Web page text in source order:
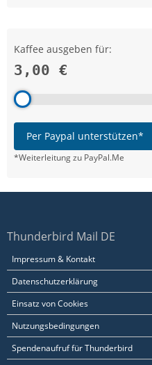
Kaffee ausgeben für:
3,00 €
Per Paypal unterstützen*
*Weiterleitung zu PayPal.Me
Thunderbird Mail DE
Impressum & Kontakt
Datenschutzerklärung
Einsatz von Cookies
Nutzungsbedingungen
Spendenaufruf für Thunderbird